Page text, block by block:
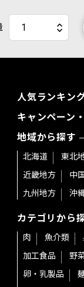
人気ランキン
キャンペーン
地域から探す
北海道 東北
近畿地方
中
九州地方
沖
カテゴリから
肉 魚介類
加工食品
野
卵・乳製品